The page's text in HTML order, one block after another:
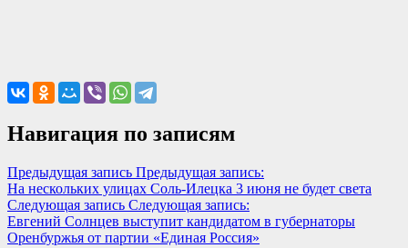
Навигация по записям
Предыдущая запись Предыдущая запись:
На нескольких улицах Соль-Илецка 3 июня не будет света
Следующая запись Следующая запись:
Евгений Солнцев выступит кандидатом в губернаторы
Оренбуржья от партии «Единая Россия»